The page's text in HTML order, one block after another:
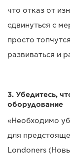
что отказ от
сдвинуться с
просто
развиваться и
3. Убедитесь,
оборудование
«Необходимо
для
Londoners